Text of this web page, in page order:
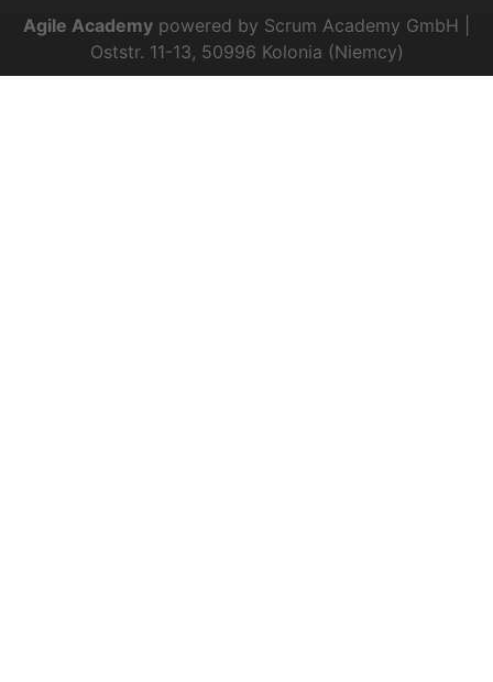
Agile Academy powered by Scrum Academy GmbH |
Oststr. 11-13, 50996 Kolonia (Niemcy)